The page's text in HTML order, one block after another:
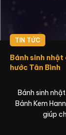
TIN TỨC
Bánh sinh
hước Tân Bình
Bánh sinh
Bánh Kem
giúp